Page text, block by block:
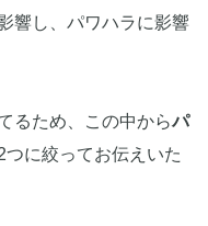
響し、パワハラに影響
るため、この中からパ
つに絞ってお伝えいた